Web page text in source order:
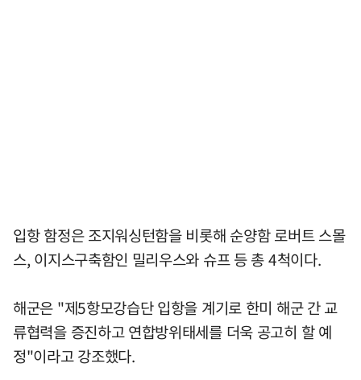
입항 함정은 조지워싱턴함을 비롯해 순양함 로버트 스몰
스, 이지스구축함인 밀리우스와 슈프 등 총 4척이다.
해군은 "제5항모강습단 입항을 계기로 한미 해군 간 교
류협력을 증진하고 연합방위태세를 더욱 공고히 할 예
정"이라고 강조했다.